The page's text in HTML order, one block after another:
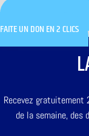
FAITE UN DON EN 2 CLICS
Recevez
de la semaine,